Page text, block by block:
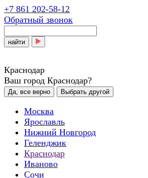
+7 861 202-58-12
Обратный звонок
найти
Краснодар
Ваш город Краснодар?
Да, все верно Выбрать другой
Москва
Ярославль
Нижний Новгород
Геленджик
Краснодар
Иваново
Сочи